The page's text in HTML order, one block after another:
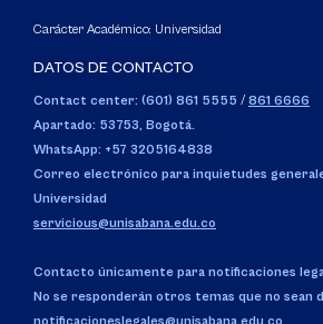
Carácter Académico: Universidad
DATOS DE CONTACTO
Contact center: (601) 861 5555 / 861 6666
Apartado: 53753, Bogotá.
WhatsApp: +57 3205164838
Correo electrónico para inquietudes
Universidad
servicious@unisabana.edu.co
Contacto únicamente para notificaciones
No se responderán otros temas que no sean